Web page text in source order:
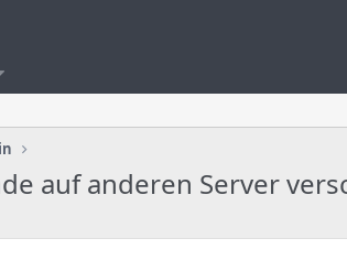
auf anderen Server